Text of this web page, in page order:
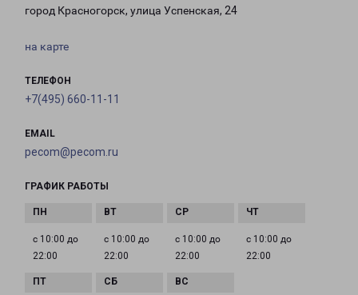
город Красногорск, улица Успенская, 24
на карте
ТЕЛЕФОН
+7(495) 660-11-11
EMAIL
pecom@pecom.ru
ГРАФИК РАБОТЫ
с 10:00 до
22:00
с 10:00 до
22:00
с 10:00 до
22:00
с 10:00 до
22:00